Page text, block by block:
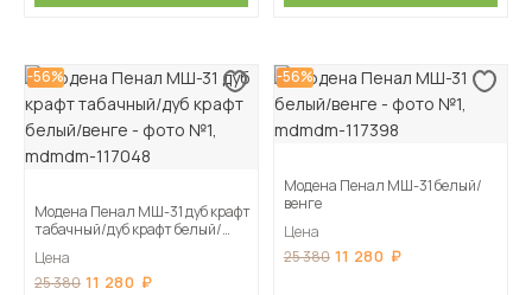
-56%
Модена Пенал МШ-31 дуб крафт
табачный/дуб крафт белый/
Цена
25 380 11 280
-56%
Модена Пенал МШ-31 белый/
венге
Цена
25 380 11 280